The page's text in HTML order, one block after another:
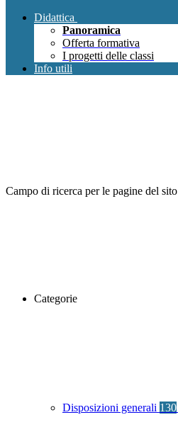
Didattica
Panoramica
Offerta formativa
I progetti delle classi
Info utili
Campo di ricerca per le pagine del sito
Categorie
Disposizioni generali 130